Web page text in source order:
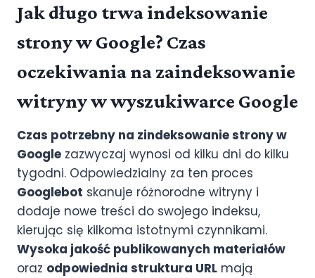
Jak długo trwa indeksowanie
strony w Google? Czas
oczekiwania na zaindeksowanie
witryny w wyszukiwarce Google
Czas potrzebny na zindeksowanie strony w
Google zazwyczaj wynosi od kilku dni do kilku
tygodni. Odpowiedzialny za ten proces
Googlebot skanuje różnorodne witryny i
dodaje nowe treści do swojego indeksu,
kierując się kilkoma istotnymi czynnikami.
Wysoka jakość publikowanych materiałów
oraz odpowiednia struktura URL mają